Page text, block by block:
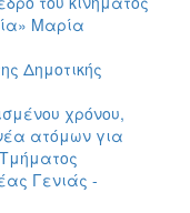
Μαρία
Δημοτικής
χρόνου,
ατόμων για
Γενιάς -